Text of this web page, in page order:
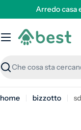
Arredo casa
Ricerca
home bizzotto